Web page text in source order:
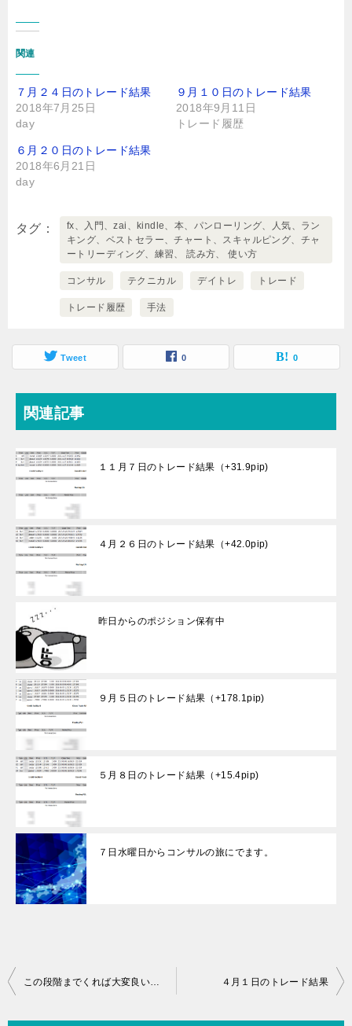
関連
７月２４日のトレード結果
2018年7月25日
day
９月１０日のトレード結果
2018年9月11日
トレード履歴
６月２０日のトレード結果
2018年6月21日
day
タグ
fx、入門、zai、kindle、本、パンローリング、人気、ラン
キング、ベストセラー、チャート、スキャルピング、チャ
ートリーディング、練習、 読み方、 使い方
コンサル テクニカル デイトレ トレード
トレード履歴 手法
Tweet 0 0
関連記事
１１月７日のトレード結果（+31.9pip)
４月２６日のトレード結果（+42.0pip)
昨日からのポジション保有中
９月５日のトレード結果（+178.1pip)
５月８日のトレード結果（+15.4pip)
７日水曜日からコンサルの旅にでます。
投
この段階までくれば大変良いかとおもいます。 ４月１日のトレード結果